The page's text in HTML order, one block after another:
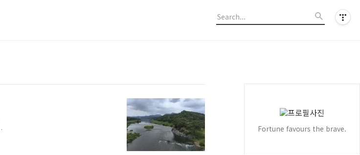
Fortune favours the brave.